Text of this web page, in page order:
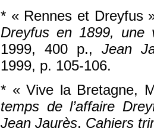
* « Rennes et Dreyfus
Dreyfus en 1899, une
1999, 400 p., Jean
1999, p. 105-106.
* « Vive la Bretagne,
temps de l’affaire
Jean Jaurès. Cahiers